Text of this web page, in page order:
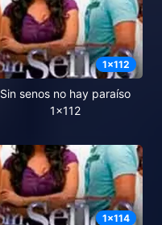
1x112
Sin senos no hay paraíso
1x112
1x114